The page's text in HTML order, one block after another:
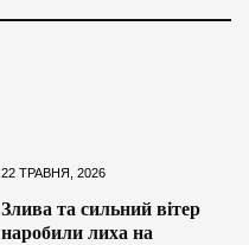
22 ТРАВНЯ, 2026
Злива та сильний вітер
наробили лиха на